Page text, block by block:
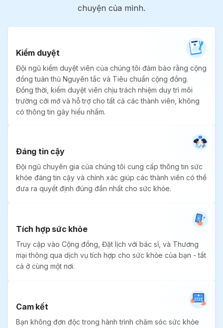
chuyện của mình.
Kiểm duyệt
Đội ngũ kiểm duyệt viên của chúng tôi đảm bảo rằng cộng
đồng tuân thủ Nguyên tắc và Tiêu chuẩn cộng đồng.
Đồng thời, kiểm duyệt viên chịu trách nhiệm duy trì môi
trường cởi mở và hỗ trợ cho tất cả các thành viên, không
có thông tin gây hiểu nhầm.
Đáng tin cậy
Đội ngũ chuyên gia của chúng tôi cung cấp thông tin sức
khỏe đáng tin cậy và chính xác giúp các thành viên có thể
đưa ra quyết định đúng đắn nhất cho sức khỏe.
Tích hợp sức khỏe
Truy cập vào Cộng đồng, Đặt lịch với bác sĩ, và Thương
mại thông qua dịch vụ tích hợp cho sức khỏe của bạn - tất
cả ở cùng một nơi.
Cam kết
Bạn không đơn độc trong hành trình chăm sóc sức khỏe